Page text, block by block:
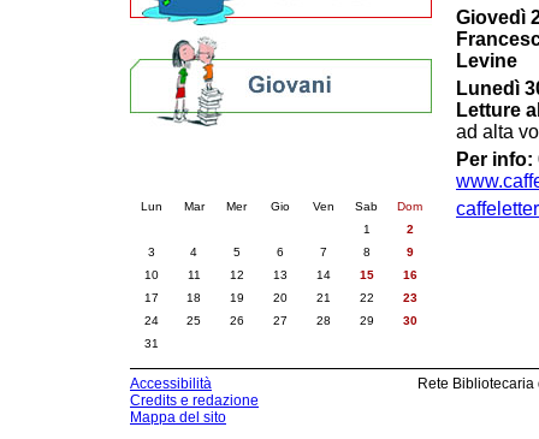
Giovedì
Levine
Lunedì
Letture
ad alta
Per info:
Lun Mar Mer Gio Ven Sab
Dom
1
2
3
4 5 6 7 8
9
10
11 12 13 14 15
16
17
18 19 20 21 22
23
24
25 26 27 28 29
30
31
Accessibilità
Credits e redazione
Mappa del sito
Rete